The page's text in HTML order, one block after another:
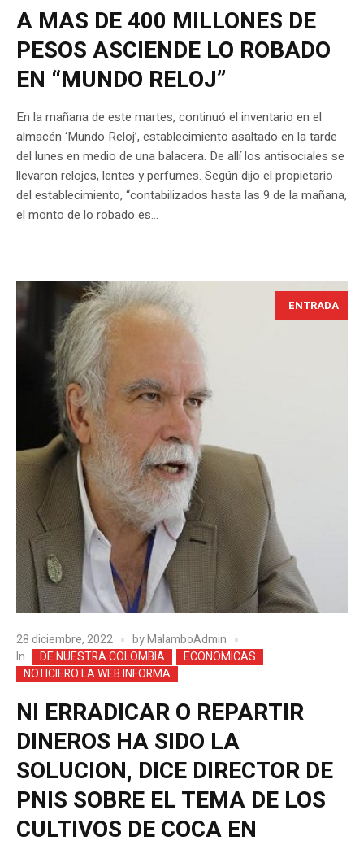
A MAS DE 400 MILLONES DE
PESOS ASCIENDE LO ROBADO
EN “MUNDO RELOJ”
En la mañana de este martes, continuó el inventario en el
almacén ‘Mundo Reloj’, establecimiento asaltado en la tarde
del lunes en medio de una balacera. De allí los antisociales se
llevaron relojes, lentes y perfumes. Según dijo el propietario
del establecimiento, “contabilizados hasta las 9 de la mañana,
el monto de lo robado es...
ENTRADA
28 diciembre, 2022 byMalamboAdmin
In
DE NUESTRA COLOMBIA
ECONOMICAS
NOTICIERO LA WEB INFORMA
NI ERRADICAR O REPARTIR
DINEROS HA SIDO LA
SOLUCION, DICE DIRECTOR DE
PNIS SOBRE EL TEMA DE LOS
CULTIVOS DE COCA EN